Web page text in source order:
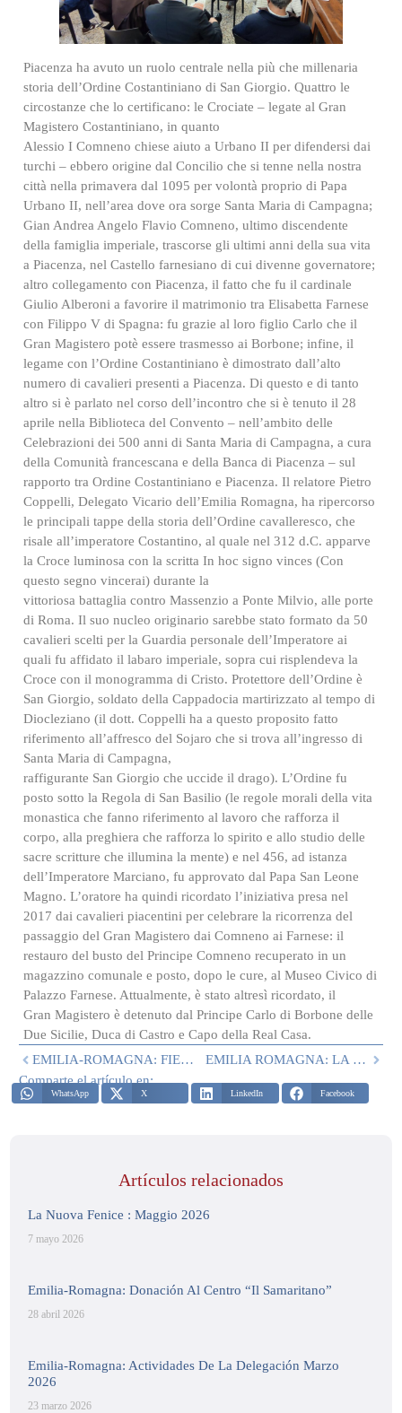
Piacenza ha avuto un ruolo centrale nella più che millenaria
storia dell’Ordine Costantiniano di San Giorgio. Quattro le
circostanze che lo certificano: le Crociate – legate al Gran
Magistero Costantiniano, in quanto
Alessio I Comneno chiese aiuto a Urbano II per difendersi dai
turchi – ebbero origine dal Concilio che si tenne nella nostra
città nella primavera dal 1095 per volontà proprio di Papa
Urbano II, nell’area dove ora sorge Santa Maria di Campagna;
Gian Andrea Angelo Flavio Comneno, ultimo discendente
della famiglia imperiale, trascorse gli ultimi anni della sua vita
a Piacenza, nel Castello farnesiano di cui divenne governatore;
altro collegamento con Piacenza, il fatto che fu il cardinale
Giulio Alberoni a favorire il matrimonio tra Elisabetta Farnese
con Filippo V di Spagna: fu grazie al loro figlio Carlo che il
Gran Magistero potè essere trasmesso ai Borbone; infine, il
legame con l’Ordine Costantiniano è dimostrato dall’alto
numero di cavalieri presenti a Piacenza. Di questo e di tanto
altro si è parlato nel corso dell’incontro che si è tenuto il 28
aprile nella Biblioteca del Convento – nell’ambito delle
Celebrazioni dei 500 anni di Santa Maria di Campagna, a cura
della Comunità francescana e della Banca di Piacenza – sul
rapporto tra Ordine Costantiniano e Piacenza. Il relatore Pietro
Coppelli, Delegato Vicario dell’Emilia Romagna, ha ripercorso
le principali tappe della storia dell’Ordine cavalleresco, che
risale all’imperatore Costantino, al quale nel 312 d.C. apparve
la Croce luminosa con la scritta In hoc signo vinces (Con
questo segno vincerai) durante la
vittoriosa battaglia contro Massenzio a Ponte Milvio, alle porte
di Roma. Il suo nucleo originario sarebbe stato formato da 50
cavalieri scelti per la Guardia personale dell’Imperatore ai
quali fu affidato il labaro imperiale, sopra cui risplendeva la
Croce con il monogramma di Cristo. Protettore dell’Ordine è
San Giorgio, soldato della Cappadocia martirizzato al tempo di
Diocleziano (il dott. Coppelli ha a questo proposito fatto
riferimento all’affresco del Sojaro che si trova all’ingresso di
Santa Maria di Campagna,
raffigurante San Giorgio che uccide il drago). L’Ordine fu
posto sotto la Regola di San Basilio (le regole morali della vita
monastica che fanno riferimento al lavoro che rafforza il
corpo, alla preghiera che rafforza lo spirito e allo studio delle
sacre scritture che illumina la mente) e nel 456, ad istanza
dell’Imperatore Marciano, fu approvato dal Papa San Leone
Magno. L’oratore ha quindi ricordato l’iniziativa presa nel
2017 dai cavalieri piacentini per celebrare la ricorrenza del
passaggio del Gran Magistero dai Comneno ai Farnese: il
restauro del busto del Principe Comneno recuperato in un
magazzino comunale e posto, dopo le cure, al Museo Civico di
Palazzo Farnese. Attualmente, è stato altresì ricordato, il
Gran Magistero è detenuto dal Principe Carlo di Borbone delle
Due Sicilie, Duca di Castro e Capo della Real Casa.
EMILIA-ROMAGNA: FIESTA DE SAN JORGE
EMILIA ROMAGNA: LA DELEGACIÓN RECUERDA A MONS. PONZINI
Comparte el artículo en:
WhatsApp X LinkedIn Facebook
Artículos relacionados
La Nuova Fenice : Maggio 2026
7 mayo 2026
Emilia-Romagna: Donación Al Centro “Il Samaritano”
28 abril 2026
Emilia-Romagna: Actividades De La Delegación Marzo
2026
23 marzo 2026